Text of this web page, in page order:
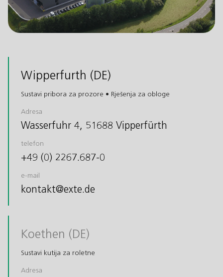
Wipperfurth (DE)
Sustavi pribora za prozore • Rješenja za obloge
Adresa
Wasserfuhr 4, 51688 Vipperfürth
telefon
+49 (0) 2267.687-0
e-mail
kontakt@exte.de
Koethen (DE)
Sustavi kutija za roletne
Adresa